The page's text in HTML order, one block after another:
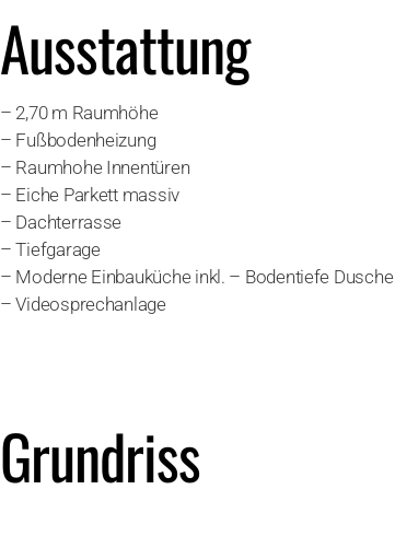
Ausstattung
– 2,70 m Raumhöhe
– Fußbodenheizung
– Raumhohe Innentüren
– Eiche Parkett massiv
– Dachterrasse
– Tiefgarage
– Moderne Einbauküche inkl. – Bodentiefe Dusche
– Videosprechanlage
Grundriss